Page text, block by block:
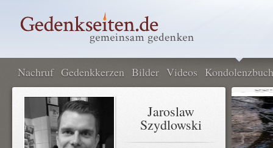
Nachruf Gedenkkerzen Bilder Videos Kondolenzbuch
Jaroslaw
Szydlowski